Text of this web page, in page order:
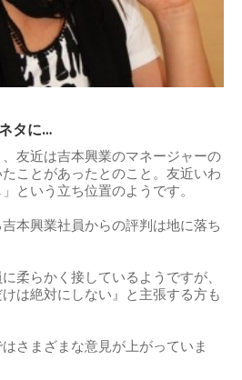
タに…
友近は吉本興業のマネージャーの
ことがあったとのこと。友近いわ
という立ち位置のようです。
本興業社員からの評判は地に落ち
柔らかく接しているようですが、
は絶対にしない』と主張する方も
さまざまな意見が上がっていま